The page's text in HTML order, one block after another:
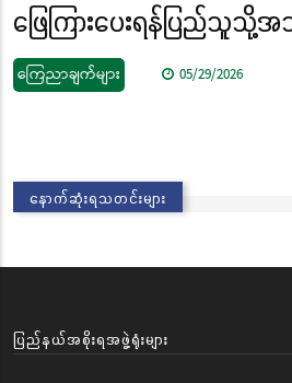
ဖြေကြားပေးရန်ပြည်သူသို့အ
ကြေညာချက်များ 05/29/2026
နောက်ဆုံးရသတင်းများ
ပြည်နယ်အစိုးရအဖွဲ့ရုံးများ